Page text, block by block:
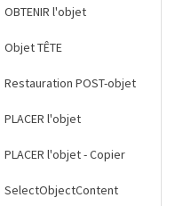
OBTENIR l'objet
Objet TÊTE
Restauration POST-objet
PLACER l'objet
PLACER l'objet - Copier
SelectObjectContent